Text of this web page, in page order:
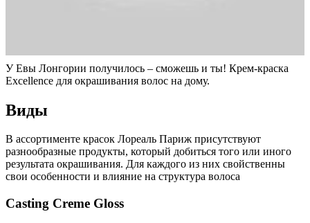
У Евы Лонгории получилось – сможешь и ты! Крем-краска
Excellence для окрашивания волос на дому.
Виды
В ассортименте красок Лореаль Париж присутствуют
разнообразные продукты, который добиться того или иного
результата окрашивания. Для каждого из них свойственны
свои особенности и влияние на структура волоса
Casting Creme Gloss